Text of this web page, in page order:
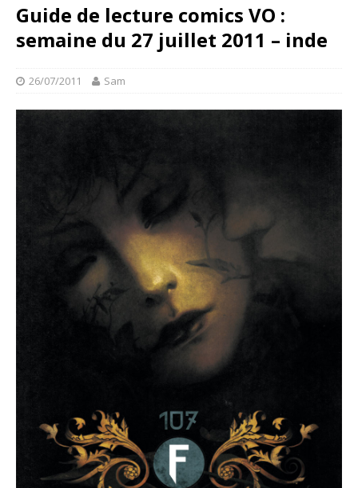
Guide de lecture comics VO :
semaine du 27 juillet 2011 – inde
26/07/2011 Sam